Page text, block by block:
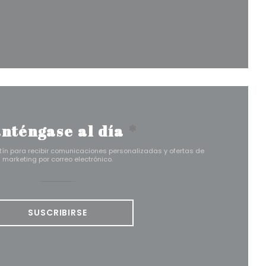
ventana))
nueva ventana))
al día
para recibir comunicaciones personalizadas y ofertas de
marketing por correo electrónico.
SUSCRIBIRSE